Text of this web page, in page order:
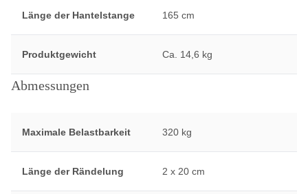
Länge der Hantelstange 165 cm
Produktgewicht Ca. 14,6 kg
Abmessungen
Maximale Belastbarkeit 320 kg
Länge der Rändelung 2 x 20 cm